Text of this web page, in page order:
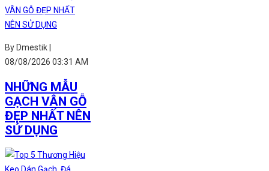
By Dmestik |
08/08/2026 03:31 AM
NHỮNG MẪU
GẠCH VÂN GỖ
ĐẸP NHẤT NÊN
SỬ DỤNG